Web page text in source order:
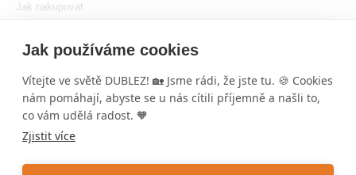
Jak používáme cookies
Vítejte ve světě DUBLEZ! 🏡 Jsme rádi, že jste tu. 🍪 Cookies
nám pomáhají, abyste se u nás cítili příjemně a našli to,
co vám udělá radost. 🧡
Zjistit více
Jak nakupovat
Nastavit cookies
Tvorba výkonných internetových obchodů odRIESENIA
DUBLEZ
krásným a hlubokým doplňkem do vašeho